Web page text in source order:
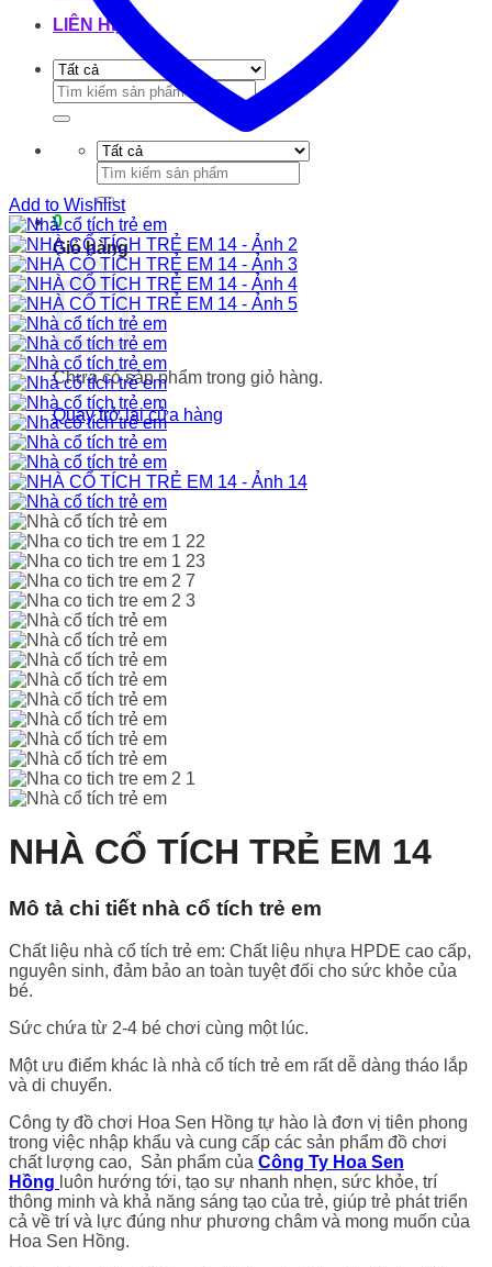
LIÊN HỆ
Tìm
kiếm:
Tìm
kiếm:
0
Giỏ hàng
Chưa có sản phẩm trong giỏ hàng.
Quay trở lại cửa hàng
Add to Wishlist
NHÀ CỔ TÍCH TRẺ EM 14
Mô tả chi tiết nhà cổ tích trẻ em
Chất liệu nhà cổ tích trẻ em: Chất liệu nhựa HPDE cao cấp,
nguyên sinh, đảm bảo an toàn tuyệt đối cho sức khỏe của
bé.
Sức chứa từ 2-4 bé chơi cùng một lúc.
Một ưu điểm khác là nhà cổ tích trẻ em rất dễ dàng tháo lắp
và di chuyển.
Công ty đồ chơi Hoa Sen Hồng tự hào là đơn vị tiên phong
trong việc nhập khẩu và cung cấp các sản phẩm đồ chơi
chất lượng cao, Sản phẩm của Công Ty Hoa Sen
Hồng luôn hướng tới, tạo sự nhanh nhẹn, sức khỏe, trí
thông minh và khả năng sáng tạo của trẻ, giúp trẻ phát triển
cả về trí và lực đúng như phương châm và mong muốn của
Hoa Sen Hồng.